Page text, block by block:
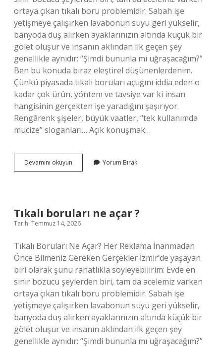
ortaya çıkan tıkalı boru problemidir. Sabah işe
yetişmeye çalışırken lavabonun suyu geri yükselir,
banyoda duş alırken ayaklarınızın altında küçük bir
gölet oluşur ve insanın aklından ilk geçen şey
genellikle aynıdır: “Şimdi bununla mı uğraşacağım?”
Ben bu konuda biraz eleştirel düşünenlerdenim.
Çünkü piyasada tıkalı boruları açtığını iddia eden o
kadar çok ürün, yöntem ve tavsiye var ki insan
hangisinin gerçekten işe yaradığını şaşırıyor.
Rengârenk şişeler, büyük vaatler, “tek kullanımda
mucize” sloganları… Açık konuşmak…
Devamını okuyun
boruları
Yorum Bırak
Tıkalı boruları ne açar ?
Tarih: Temmuz 14, 2026
Tıkalı Boruları Ne Açar? Her Reklama İnanmadan
Önce Bilmeniz Gereken Gerçekler İzmir’de yaşayan
biri olarak şunu rahatlıkla söyleyebilirim: Evde en
sinir bozucu şeylerden biri, tam da acelemiz varken
ortaya çıkan tıkalı boru problemidir. Sabah işe
yetişmeye çalışırken lavabonun suyu geri yükselir,
banyoda duş alırken ayaklarınızın altında küçük bir
gölet oluşur ve insanın aklından ilk geçen şey
genellikle aynıdır: “Şimdi bununla mı uğraşacağım?”